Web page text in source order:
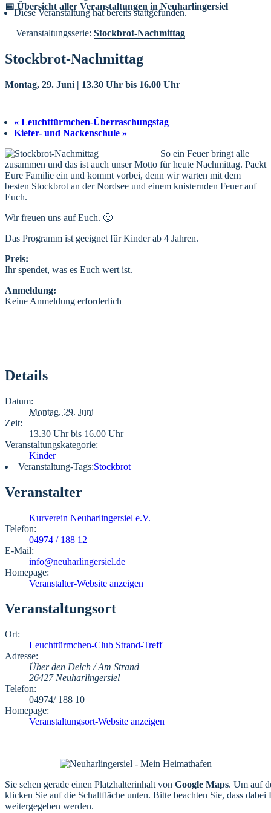
📅 Übersicht aller Veranstaltungen in Neuharlingersiel
Diese Veranstaltung hat bereits stattgefunden.
Veranstaltungsserie: Stockbrot-Nachmittag
Stockbrot-Nachmittag
Montag, 29. Juni | 13.30 Uhr bis 16.00 Uhr
« Leuchttürmchen-Überraschungstag
Kiefer- und Nackenschule »
So ein Feuer bringt alle
zusammen und das ist auch unser Motto für heute Nachmittag. Packt
Eure Familie ein und kommt vorbei, denn wir warten mit dem
besten Stockbrot an der Nordsee und einem knisternden Feuer auf
Euch.
Wir freuen uns auf Euch. 🙂
Das Programm ist geeignet für Kinder ab 4 Jahren.
Preis:
Ihr spendet, was es Euch wert ist.
Anmeldung:
Keine Anmeldung erforderlich
Details
Datum:
Montag, 29. Juni
Zeit:
13.30 Uhr bis 16.00 Uhr
Veranstaltungskategorie:
Kinder
Veranstaltung-Tags:Stockbrot
Veranstalter
Kurverein Neuharlingersiel e.V.
Telefon:
04974 / 188 12
E-Mail:
info@neuharlingersiel.de
Homepage:
Veranstalter-Website anzeigen
Veranstaltungsort
Ort:
Leuchttürmchen-Club Strand-Treff
Adresse:
Über den Deich / Am Strand
26427 Neuharlingersiel
Telefon:
04974/ 188 10
Homepage:
Veranstaltungsort-Website anzeigen
Sie sehen gerade einen Platzhalterinhalt von Google Maps. Um auf
klicken Sie auf die Schaltfläche unten. Bitte beachten Sie, dass dabei
weitergegeben werden.